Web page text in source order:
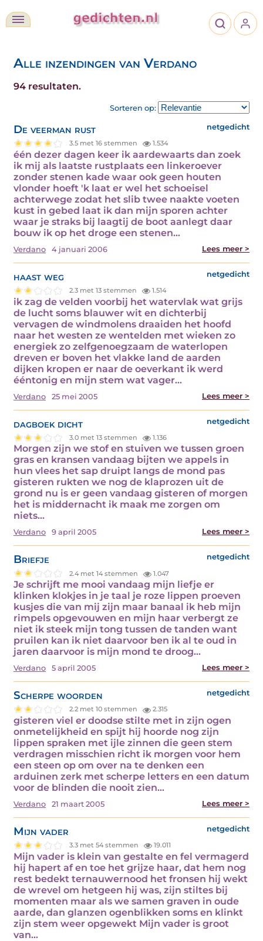
Alle inzendingen van Verdano
94 resultaten.
Sorteren op:
De veerman rust netgedicht
3.5 met 16 stemmen 1.534
één dezer dagen keer ik aardewaarts dan zoek
ik mij als laatste rustplaats een linkeroever
zonder stenen kade waar ook geen houten
vlonder hoeft 'k laat er wel het schoeisel
achterwege zodat het slib twee naakte voeten
kust in gebed laat ik dan mijn sporen achter
waar je straks bij laagtij de boot aanlegt daar
bouw ik op het droge een stenen…
Verdano 4 januari 2006 Lees meer >
haast weg netgedicht
2.3 met 13 stemmen 1.514
ik zag de velden voorbij het watervlak wat grijs
de lucht soms blauwer wit en dichterbij
vervagen de windmolens draaiden het hoofd
naar het westen ze wentelden met wieken zo
energiek zo zelfgenoegzaam de waterlopen
dreven er boven het vlakke land de aarden
dijken kropen er naar de oeverkant ik werd
ééntonig en mijn stem wat vager…
Verdano 25 mei 2005 Lees meer >
dagboek dicht netgedicht
3.0 met 13 stemmen 1.136
Morgen zijn we stof en stuiven we tussen groen
gras en kransen vandaag bijten we appels in
hun vlees het sap druipt langs de mond pas
gisteren rukten we nog de klaprozen uit de
grond nu is er geen vandaag gisteren of morgen
het is middernacht ik maak me zorgen om
niets…
Verdano 9 april 2005 Lees meer >
Briefje netgedicht
2.4 met 14 stemmen 1.047
Je schrijft me mooi vandaag mijn liefje er
klinken klokjes in je taal je roze lippen proeven
kusjes die van mij zijn maar banaal ik heb mijn
rimpels opgevouwen en mijn haar verbergt ze
niet ik steek mijn tong tussen de tanden want
pruilen kan ik niet daarvoor ben ik al te oud in
jaren daarvoor is mijn mond te droog…
Verdano 5 april 2005 Lees meer >
Scherpe woorden netgedicht
2.2 met 10 stemmen 2.315
gisteren viel er doodse stilte met in zijn ogen
onmetelijkheid en spijt hij hoorde nog zijn
lippen spraken met ijle zinnen die geen stem
verdragen misschien richt ik morgen voor hem
een steen op om over na te denken een
arduinen zerk met scherpe letters en een datum
voor de blinden die nooit zien…
Verdano 21 maart 2005 Lees meer >
Mijn vader netgedicht
3.3 met 54 stemmen 19.011
Mijn vader is klein van gestalte en fel vermagerd
hij hapert af en toe het grijze haar, dat hem nog
rest bedekt ternauwernood het fronsen hij wekt
de wrevel om hetgeen hij was, zijn stiltes bij
momenten maar als we samen graven in oude
aarde, dan glanzen ogenblikken soms en klinkt
zijn stem weer opgewekt Mijn vader is groot
van…